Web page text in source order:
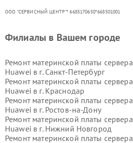
ООО "СЕРВИСНЫЙ ЦЕНТР"* 6685170650*668501001
Филиалы в Вашем городе
Ремонт материнской платы сервера
Huawei в г. Санкт-Петербург
Ремонт материнской платы сервера
Huawei в г. Краснодар
Ремонт материнской платы сервера
Huawei в г. Ростов-на-Дону
Ремонт материнской платы сервера
Huawei в г. Нижний Новгород
Ремонт материнской платы сервера